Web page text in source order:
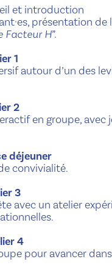
et introduction
présentation
Facteur H”.
1
autour d’un des
2
en groupe,
déjeuner
convivialité.
3
avec un atelier
4
pour avancer